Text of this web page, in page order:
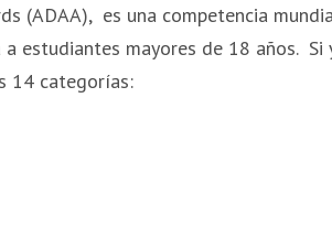
(ADAA), es una competencia
estudiantes mayores de 18 años.
14 categorías: